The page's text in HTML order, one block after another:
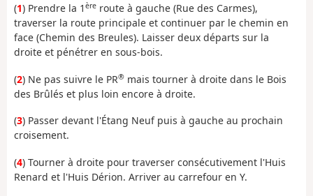
(1) Prendre la 1 ère route à gauche (Rue des Carmes),
traverser la route principale et continuer par le chemin en
face (Chemin des Breules). Laisser deux départs sur la
droite et pénétrer en sous-bois.
(2) Ne pas suivre le PR® mais tourner à droite dans le Bois
des Brûlés et plus loin encore à droite.
(3) Passer devant l'Étang Neuf puis à gauche au prochain
croisement.
(4) Tourner à droite pour traverser consécutivement l'Huis
Renard et l'Huis Dérion. Arriver au carrefour en Y.